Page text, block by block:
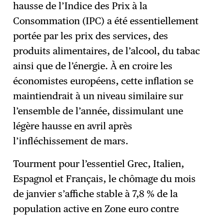
hausse de l’Indice des Prix à la
Consommation (IPC) a été essentiellement
portée par les prix des services, des
produits alimentaires, de l’alcool, du tabac
ainsi que de l’énergie. À en croire les
économistes européens, cette inflation se
maintiendrait à un niveau similaire sur
l’ensemble de l’année, dissimulant une
légère hausse en avril après
l’infléchissement de mars.
Tourment pour l’essentiel Grec, Italien,
Espagnol et Français, le chômage du mois
de janvier s’affiche stable à 7,8 % de la
population active en Zone euro contre